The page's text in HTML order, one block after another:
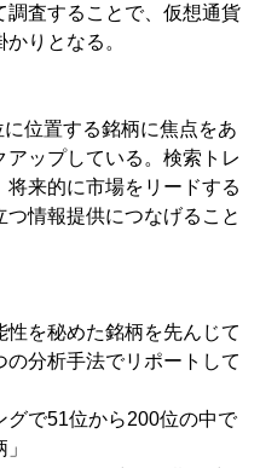
調査することで、仮想通貨
りとなる。
位置する銘柄に焦点をあ
ップしている。検索トレ
来的に市場をリードする
情報提供につなげること
を秘めた銘柄を先んじて
の分析手法でリポートして
グで51位から200位の中で